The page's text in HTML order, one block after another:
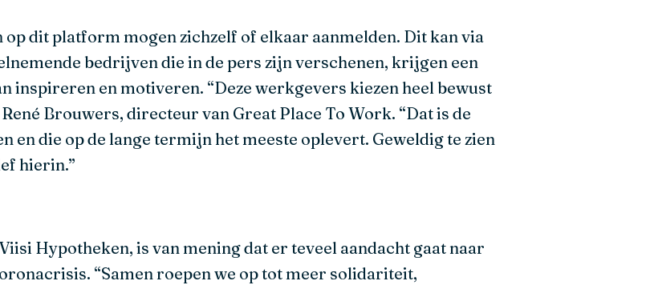
dit platform mogen zichzelf of elkaar aanmelden. Dit kan via
bedrijven die in de pers zijn verschenen, krijgen een
inspireren en motiveren. “Deze werkgevers kiezen heel bewust
Brouwers, directeur van Great Place To Work. “Dat is de
en die op de lange termijn het meeste oplevert. Geweldig te zien
hierin.”
Hypotheken, is van mening dat er teveel aandacht gaat naar
“Samen roepen we op tot meer solidariteit,